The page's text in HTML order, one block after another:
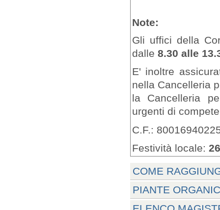
Note:
Gli uffici della
dalle 8.30 alle
E' inoltre
nella Cancelleria
la Cancelleria
urgenti di
C.F.:
Festività locale:
COME
PIANTE